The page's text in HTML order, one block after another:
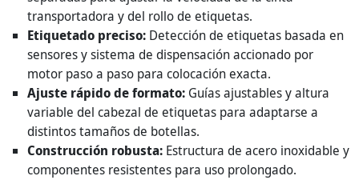
transportadora y del rollo de etiquetas.
Etiquetado preciso: Detección de etiquetas basada en
sensores y sistema de dispensación accionado por
motor paso a paso para colocación exacta.
Ajuste rápido de formato: Guías ajustables y altura
variable del cabezal de etiquetas para adaptarse a
distintos tamaños de botellas.
Construcción robusta: Estructura de acero inoxidable y
componentes resistentes para uso prolongado.